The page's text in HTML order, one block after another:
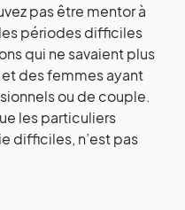
pas être mentor à
périodes difficiles
qui ne savaient plus
des femmes ayant
ou de couple.
les particuliers
difficiles, n’est pas